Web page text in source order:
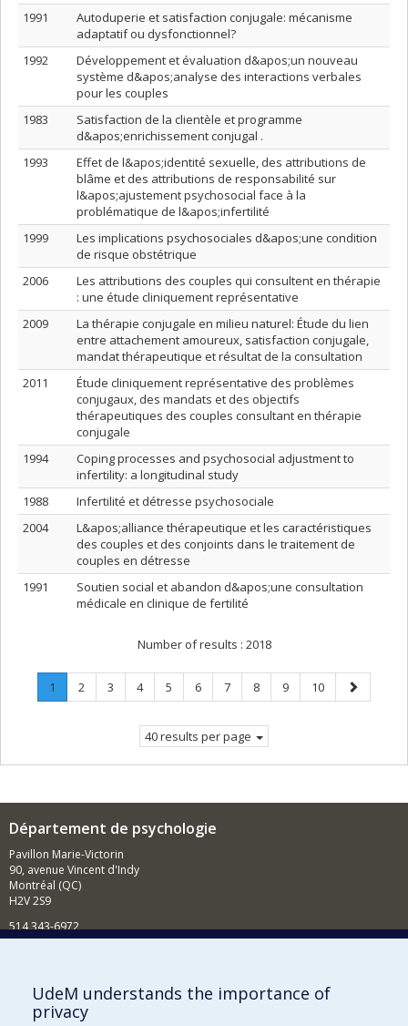
1991
Autoduperie et satisfaction conjugale: mécanisme
adaptatif ou dysfonctionnel?
1992
Développement et évaluation d&apos;un nouveau
système d&apos;analyse des interactions verbales
pour les couples
1983
Satisfaction de la clientèle et programme
d&apos;enrichissement conjugal .
1993
Effet de l&apos;identité sexuelle, des attributions de
blâme et des attributions de responsabilité sur
l&apos;ajustement psychosocial face à la
problématique de l&apos;infertilité
1999
Les implications psychosociales d&apos;une condition
de risque obstétrique
2006
Les attributions des couples qui consultent en thérapie
: une étude cliniquement représentative
2009
La thérapie conjugale en milieu naturel: Étude du lien
entre attachement amoureux, satisfaction conjugale,
mandat thérapeutique et résultat de la consultation
2011
Étude cliniquement représentative des problèmes
conjugaux, des mandats et des objectifs
thérapeutiques des couples consultant en thérapie
conjugale
1994
Coping processes and psychosocial adjustment to
infertility: a longitudinal study
1988
Infertilité et détresse psychosociale
2004
L&apos;alliance thérapeutique et les caractéristiques
des couples et des conjoints dans le traitement de
couples en détresse
1991
Soutien social et abandon d&apos;une consultation
médicale en clinique de fertilité
Number of results : 2018
Page
1
Current
Page
2 Page
3 Page
4 Page
5 Page
6 Page
7 Page
8 Page
9 Page
10
Next
page
40 results per page
Département de psychologie
Pavillon Marie-Victorin
90, avenue Vincent d'Indy
Montréal (QC)
H2V 2S9
514 343-6972
Comment soutenir le Département?
BESOIN D'AIDE?
UdeM understands the importance of
privacy